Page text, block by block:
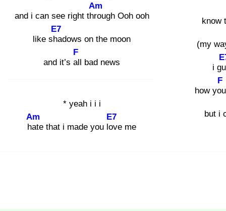
and i can see right thro
Am
ugh Ooh ooh
like sha
E7
dows on the moon
and it’s all
F
bad news
* yeah i i i
hat
Am
e that i made you lov
E7
e me
know
(my
i
how you
F
but i